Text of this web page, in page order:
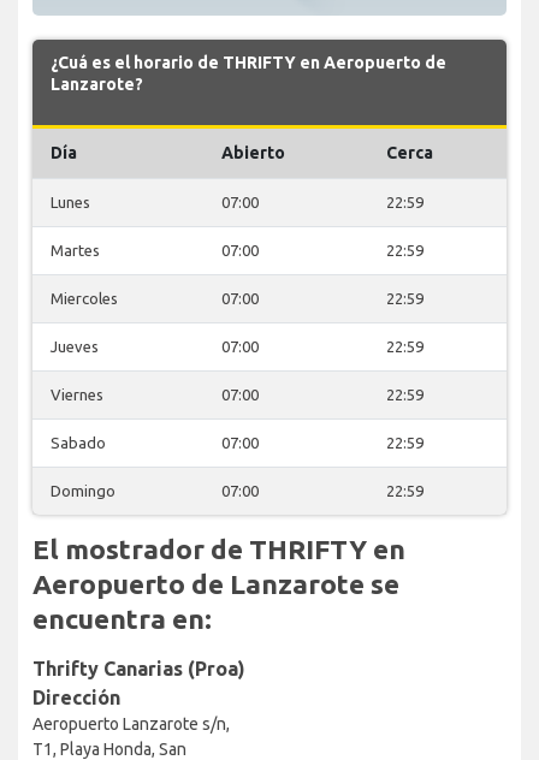
¿Cuá es el horario de THRIFTY en Aeropuerto de
Lanzarote?
Día Abierto Cerca
Lunes 07:00 22:59
Martes 07:00 22:59
Miercoles 07:00 22:59
Jueves 07:00 22:59
Viernes 07:00 22:59
Sabado 07:00 22:59
Domingo 07:00 22:59
El mostrador de THRIFTY en
Aeropuerto de Lanzarote se
encuentra en:
Thrifty Canarias (Proa)
Dirección
Aeropuerto Lanzarote s/n,
T1, Playa Honda, San